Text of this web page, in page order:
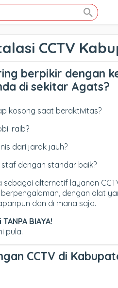
CCTV
berpikir dengan
di sekitar Agats?
kosong saat beraktivitas?
raib?
dari jarak jauh?
dengan standar baik?
sebagai alternatif layanan
dengan alat
dan di mana saja.
BIAYA!
pula.
CCTV di